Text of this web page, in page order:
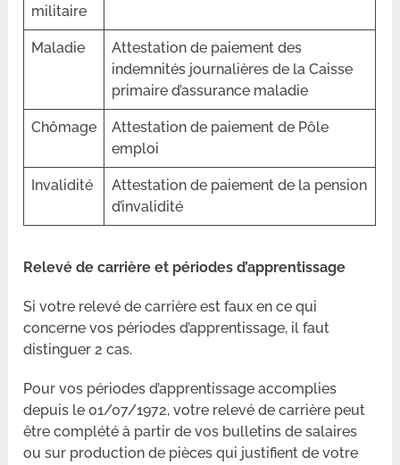
militaire
Maladie
Attestation de paiement des
indemnités journalières de la Caisse
primaire d’assurance maladie
Chômage
Attestation de paiement de Pôle
emploi
Invalidité
Attestation de paiement de la pension
d’invalidité
Relevé de carrière et périodes d’apprentissage
Si votre relevé de carrière est faux en ce qui
concerne vos périodes d’apprentissage, il faut
distinguer 2 cas.
Pour vos périodes d’apprentissage accomplies
depuis le 01/07/1972, votre relevé de carrière peut
être complété à partir de vos bulletins de salaires
ou sur production de pièces qui justifient de votre